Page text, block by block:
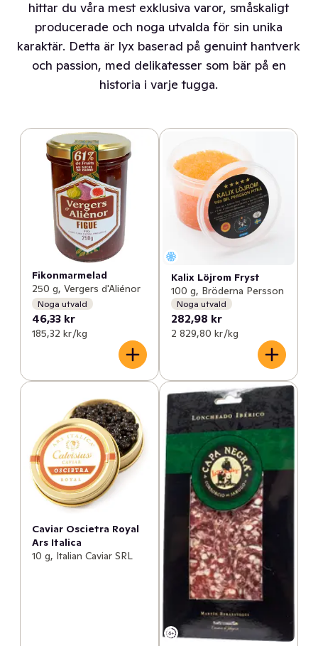
hittar du våra mest exklusiva varor, småskaligt
producerade och noga utvalda för sin unika
karaktär. Detta är lyx baserad på genuint hantverk
och passion, med delikatesser som bär på en
historia i varje tugga.
Fikonmarmelad
250 g, Vergers d'Aliénor
Noga utvald
46,33 kr
185,32 kr /kg
Kalix Löjrom Fryst
100 g, Bröderna Persson
Noga utvald
282,98 kr
2 829,80 kr /kg
Caviar Oscietra Royal
Ars Italica
10 g, Italian Caviar SRL